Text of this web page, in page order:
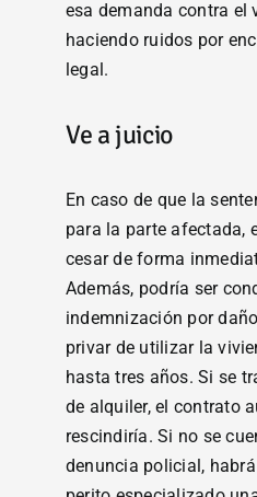
esa demanda contra el
haciendo ruidos por
legal.
Ve a juicio
En caso de que la
para la parte afectada,
cesar de forma
Además, podría ser
indemnización por
privar de utilizar la
hasta tres años. Si se
de alquiler, el contrato
rescindiría. Si no se
denuncia policial,